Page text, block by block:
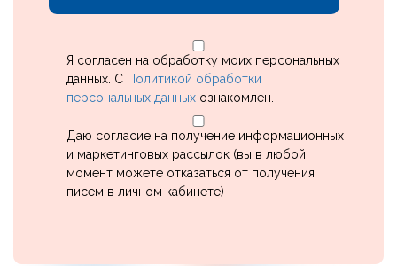
Я согласен на обработку моих персональных
данных. С Политикой обработки
персональных данных ознакомлен.
Даю согласие на получение информационных
и маркетинговых рассылок (вы в любой
момент можете отказаться от получения
писем в личном кабинете)